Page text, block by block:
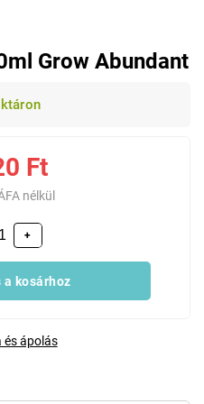
Grow Abundant
Ft
nélkül
+
a kosárhoz
és ápolás